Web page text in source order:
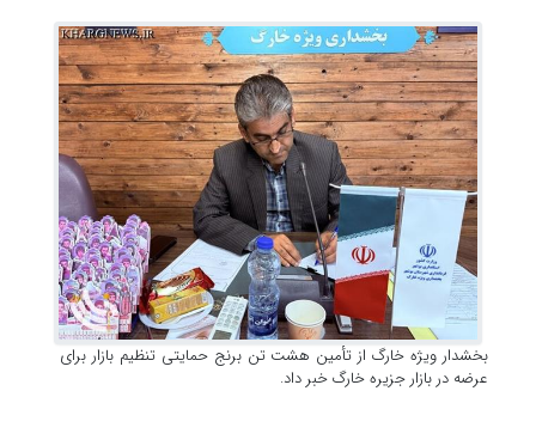
بخشدار ویژه خارگ از تأمین هشت تن برنج حمایتی تنظیم بازار برای
عرضه در بازار جزیره خارگ خبر داد.